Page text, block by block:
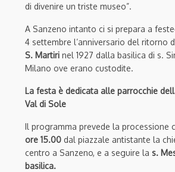
di divenire un triste museo”.
A Sanzeno intanto ci si prepara a
4 settembre l’anniversario del ritorno
S. Martiri nel 1927 dalla basilica di s.
Milano ove erano custodite.
La festa è dedicata alle parrocchie
Val di Sole
Il programma prevede la processione
ore 15.00 dal piazzale antistante la
centro a Sanzeno, e a seguire la s.
basilica.